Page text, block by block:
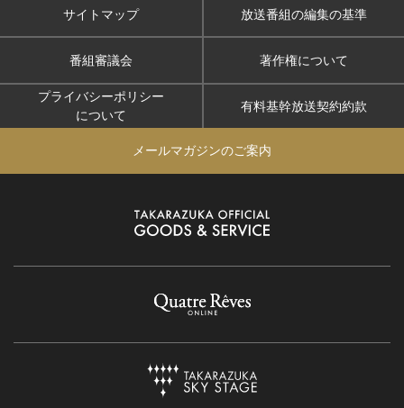
サイトマップ 放送番組の編集の基準
番組審議会 著作権について
プライバシーポリシー
について
有料基幹放送契約約款
メールマガジンのご案内